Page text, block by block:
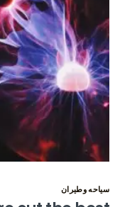
سياحه وطيران